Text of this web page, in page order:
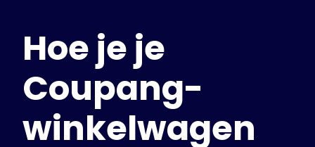
Oplossingen
Voor consumenten
Voor scholen
Voor ondernemingen
HaalPlus+
Hoe je je
Coupang-
winkelwagen